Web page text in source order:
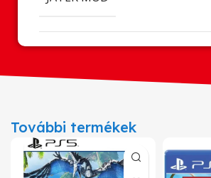
További termékek